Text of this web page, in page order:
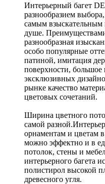
Интерьерный багет
разнообразием
самым взыскательным
душе.
разнообразная
особо популярные
патиной, имитация
поверхности, большое
эксклюзивных
рынке качество
цветовых сочетаний.
Ширина цветного
самой
орнаментам и цветам
можно эффектно и в
потолок, стены и
интерьерного багета
полистирол высокой
древесного угля.